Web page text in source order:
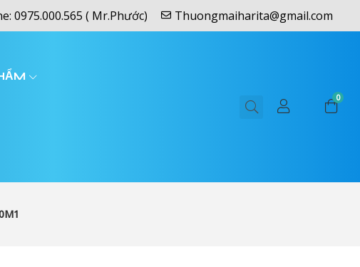
0975.000.565 ( Mr.Phước) Thuongmaiharita@gmail.com
0